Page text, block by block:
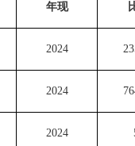
年现
2024
2024
2024